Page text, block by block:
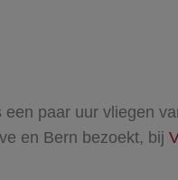
paar uur vliegen
en Bern bezoekt, bij